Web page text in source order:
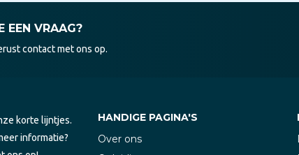
EEN VRAAG?
contact met ons op.
korte lijntjes.
informatie?
HANDIGE PAGINA'S
Over ons